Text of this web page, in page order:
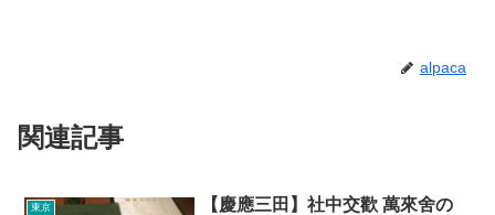
alpaca
関連記事
東京
【慶應三田】社中交歡 萬來舍の